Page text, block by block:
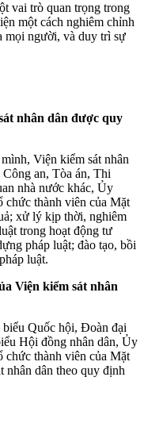
vai trò quan trọng trong
một cách nghiêm chỉnh
mọi người, và duy trì sự
nhân dân được quy
Viện kiểm sát nhân
an, Tòa án, Thi
nhà nước khác, Ủy
chức thành viên của Mặt
xử lý kịp thời, nghiêm
trong hoạt động tư
pháp luật; đào tạo, bồi
luật.
Viện kiểm sát nhân
biểu Quốc hội, Đoàn đại
Hội đồng nhân dân, Ủy
chức thành viên của Mặt
nhân dân theo quy định